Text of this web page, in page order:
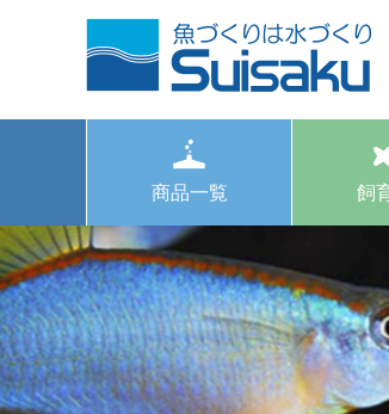
商品一覧 飼